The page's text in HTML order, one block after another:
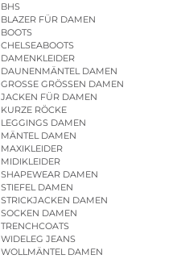
BHS
BLAZER FÜR DAMEN
BOOTS
CHELSEABOOTS
DAMENKLEIDER
DAUNENMÄNTEL DAMEN
GROSSE GRÖSSEN DAMEN
JACKEN FÜR DAMEN
KURZE RÖCKE
LEGGINGS DAMEN
MÄNTEL DAMEN
MAXIKLEIDER
MIDIKLEIDER
SHAPEWEAR DAMEN
STIEFEL DAMEN
STRICKJACKEN DAMEN
SOCKEN DAMEN
TRENCHCOATS
WIDELEG JEANS
WOLLMÄNTEL DAMEN